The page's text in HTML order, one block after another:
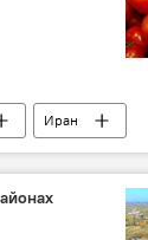
Иран
РФ